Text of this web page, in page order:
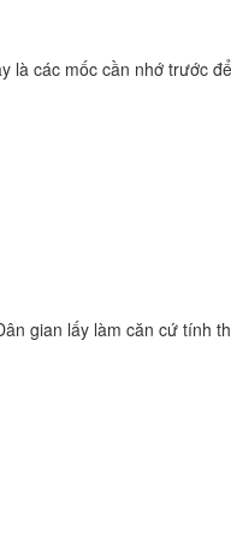
là các mốc cần nhớ trước
gian lấy làm căn cứ tính